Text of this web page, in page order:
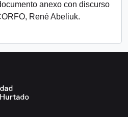
anexo con discurso
René Abeliuk.